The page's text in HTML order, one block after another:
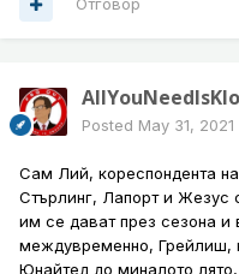
Отговор
Posted May 31, 2021
Сам Лий, кореспондента
Стърлинг, Лапорт и Жезус
им се дават през сезона и
междувременно, Грейлиш,
Юнайтед до миналото